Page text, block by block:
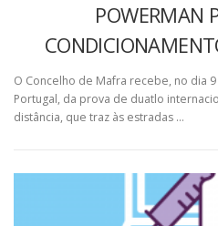
POWERMAN
O Concelho de Mafra recebe, no dia
Portugal, da prova de duatlo
distância, que traz às estradas …